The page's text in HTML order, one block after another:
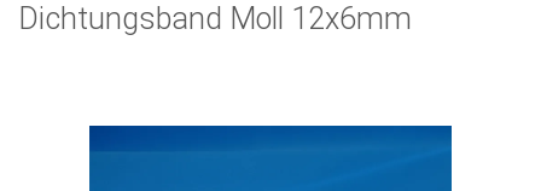
Dichtungsband Moll 12x6mm